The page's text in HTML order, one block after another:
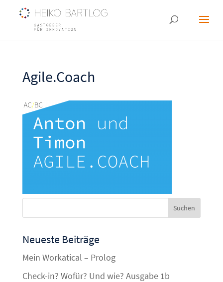
Agile.Coach
Neueste Beiträge
Mein Workatical – Prolog
Check-in? Wofür? Und wie? Ausgabe 1b